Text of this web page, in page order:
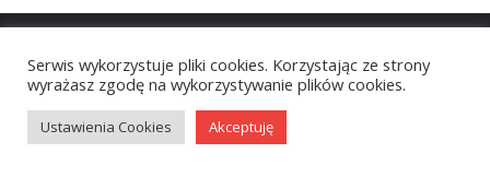
© 2026VictorThemes. All Rights Reserved.
Serwis wykorzystuje pliki cookies. Korzystając ze strony
wyrażasz zgodę na wykorzystywanie plików cookies.
Ustawienia Cookies Akceptuję